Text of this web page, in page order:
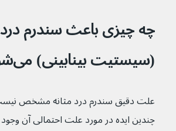
چه چیزی باعث سندرم درد
(سیستیت بینابینی) می‌شود؟
علت دقیق سندرم درد مثانه مشخص
چندین ایده در مورد علت احتمالی آن